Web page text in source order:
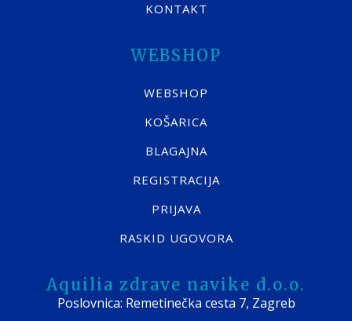
KONTAKT
WEBSHOP
WEBSHOP
KOŠARICA
BLAGAJNA
REGISTRACIJA
PRIJAVA
RASKID UGOVORA
Aquilia zdrave navike d.o.o.
Poslovnica: Remetinečka cesta 7, Zagreb